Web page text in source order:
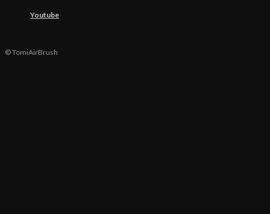
Youtube
© TomiAirBrush